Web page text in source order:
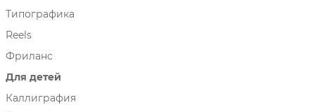
Типографика
Reels
Фриланс
Для детей
Каллиграфия